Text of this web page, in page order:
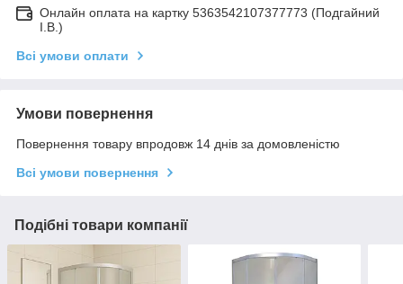
Онлайн оплата на картку 5363542107377773 (Подгайний
І.В.)
Всі умови оплати
Умови повернення
Повернення товару впродовж 14 днів за домовленістю
Всі умови повернення
Подібні товари компанії